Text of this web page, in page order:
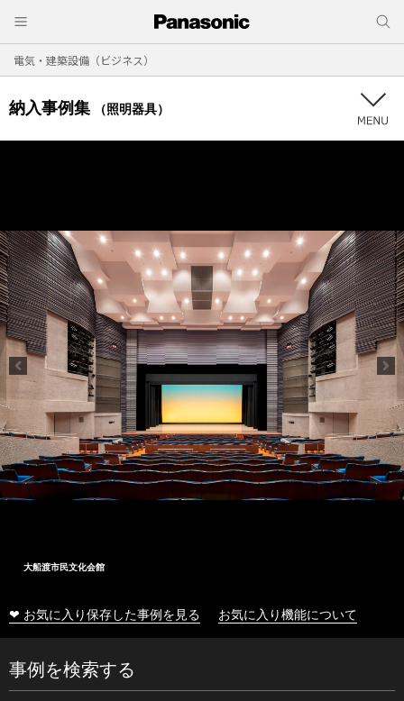
電気・建築設備（ビジネス）
納入事例集 （照明器具）
大船渡市民文化会館
❤ お気に入り保存した事例を見る お気に入り機能について
事例を検索する